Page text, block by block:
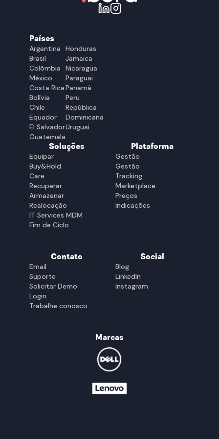
Países onde atualmente temos depósitos:
🇦🇷 Argentina
🇧🇷 Brasil
🇨🇱 Chile
🇨🇴 Colômbia
🇨🇷 Costa Rica
🇪🇨 Equador
🇸🇻 El Salvador
🇪🇸 Espanha
🇺🇸 Estados Unidos
🇫🇷 França
🇬🇹 Guatemala
🇭🇳 Honduras
🇮🇱 Israel
🇯🇲 Jamaica
🇲🇽 México
🇳🇮 Nicarágua
🇵🇪 Peru
🇵🇱 Polônia
🇬🇧 Reino Unido
🇩🇴 República Dominicana
Países
Argentina
Brasil
Colômbia
México
Costa Rica
Bolívia
Chile
Equador
El Salvador
Guatemala
Honduras
Jamaica
Nicaragua
Paraguai
Panamá
Peru
República
Dominicana
Uruguai
Soluções
Equipar
Buy&Hold
Care
Recuperar
Armazenar
Realocação
IT Services MDM
Fim de Ciclo
Plataforma
Gestão
Gestão
Tracking
Marketplace
Preços
Indicações
Contato
Email
Suporte
Solicitar Demo
Login
Trabalhe conosco
Social
Blog
LinkedIn
Instagram
Marcas